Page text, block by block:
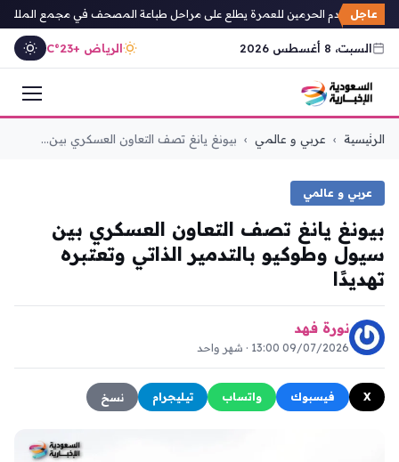
عاجل
برنامج خادم الحرمين للعمرة يطلع على مراحل طباعة المصحف في مجمع الملك
السبت، 8 أغسطس 2026 الرياض +23°C
التجاوز
الرئيسية › عربي و عالمي › بيونغ يانغ تصف التعاون العسكري بين...
عربي و عالمي
بيونغ يانغ تصف التعاون العسكري بين
سيول وطوكيو بالتدمير الذاتي وتعتبره
تهديدًا
نورة فهد
09/07/2026 13:00 · شهر واحد
X فيسبوك واتساب تيليجرام نسخ